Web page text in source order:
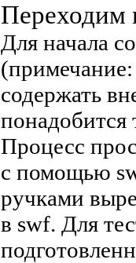
Переходим
Для начала
содержать
понадобится
Процесс
с помощью
ручками
в swf. Для